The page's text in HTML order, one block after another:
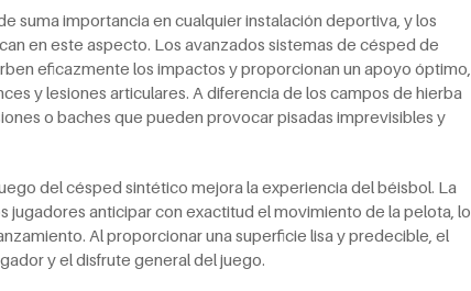
suma importancia en cualquier instalación deportiva, y los
en este aspecto. Los avanzados sistemas de césped de
eficazmente los impactos y proporcionan un apoyo óptimo,
y lesiones articulares. A diferencia de los campos de hierba
o baches que pueden provocar pisadas imprevisibles y
del césped sintético mejora la experiencia del béisbol. La
jugadores anticipar con exactitud el movimiento de la pelota, lo
Al proporcionar una superficie lisa y predecible, el
y el disfrute general del juego.